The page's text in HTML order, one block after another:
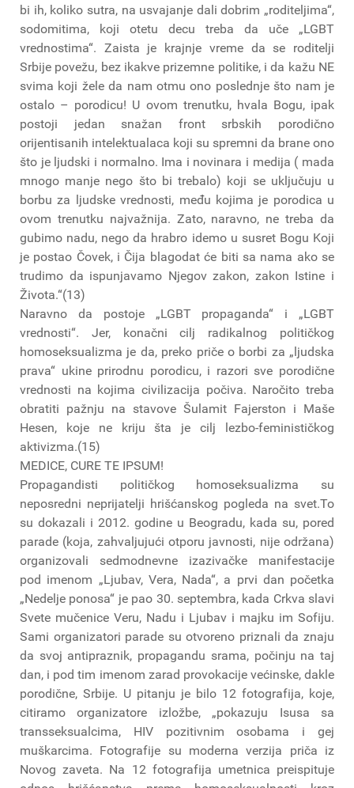
bi ih, koliko sutra, na usvajanje dali dobrim „roditeljima“,
sodomitima, koji otetu decu treba da uče „LGBT
vrednostima“. Zaista je krajnje vreme da se roditelji
Srbije povežu, bez ikakve prizemne politike, i da kažu NE
svima koji žele da nam otmu ono poslednje što nam je
ostalo – porodicu! U ovom trenutku, hvala Bogu, ipak
postoji jedan snažan front srbskih porodično
orijentisanih intelektualaca koji su spremni da brane ono
što je ljudski i normalno. Ima i novinara i medija ( mada
mnogo manje nego što bi trebalo) koji se uključuju u
borbu za ljudske vrednosti, među kojima je porodica u
ovom trenutku najvažnija. Zato, naravno, ne treba da
gubimo nadu, nego da hrabro idemo u susret Bogu Koji
je postao Čovek, i Čija blagodat će biti sa nama ako se
trudimo da ispunjavamo Njegov zakon, zakon Istine i
Života.“(13)
Naravno da postoje „LGBT propaganda“ i „LGBT
vrednosti“. Jer, konačni cilj radikalnog političkog
homoseksualizma je da, preko priče o borbi za „ljudska
prava“ ukine prirodnu porodicu, i razori sve porodične
vrednosti na kojima civilizacija počiva. Naročito treba
obratiti pažnju na stavove Šulamit Fajerston i Maše
Hesen, koje ne kriju šta je cilj lezbo-feminističkog
aktivizma.(15)
MEDICE, CURE TE IPSUM!
Propagandisti političkog homoseksualizma su
neposredni neprijatelji hrišćanskog pogleda na svet.To
su dokazali i 2012. godine u Beogradu, kada su, pored
parade (koja, zahvaljujući otporu javnosti, nije održana)
organizovali sedmodnevne izazivačke manifestacije
pod imenom „Ljubav, Vera, Nada“, a prvi dan početka
„Nedelje ponosa“ je pao 30. septembra, kada Crkva slavi
Svete mučenice Veru, Nadu i Ljubav i majku im Sofiju.
Sami organizatori parade su otvoreno priznali da znaju
da svoj antipraznik, propagandu srama, počinju na taj
dan, i pod tim imenom zarad provokacije većinske, dakle
porodične, Srbije. U pitanju je bilo 12 fotografija, koje,
citiramo organizatore izložbe, „pokazuju Isusa sa
transseksualcima, HIV pozitivnim osobama i gej
muškarcima. Fotografije su moderna verzija priča iz
Novog zaveta. Na 12 fotografija umetnica preispituje